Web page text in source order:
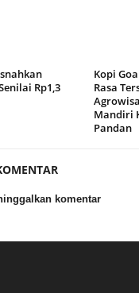
Rp1,3
Kopi
Rasa
Mandiri
Pandan
komentar